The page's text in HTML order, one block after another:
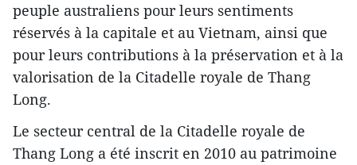
peuple australiens pour leurs sentiments ​
réservés à la capitale et au Vietnam, ainsi que
pour leurs contributions à la préservation et à la
valorisation de la Citadelle royale de Thang
Long.
Le secteur central de la Citadelle royale de
Thang Long a été ​inscrit en 2010 au patrimoine